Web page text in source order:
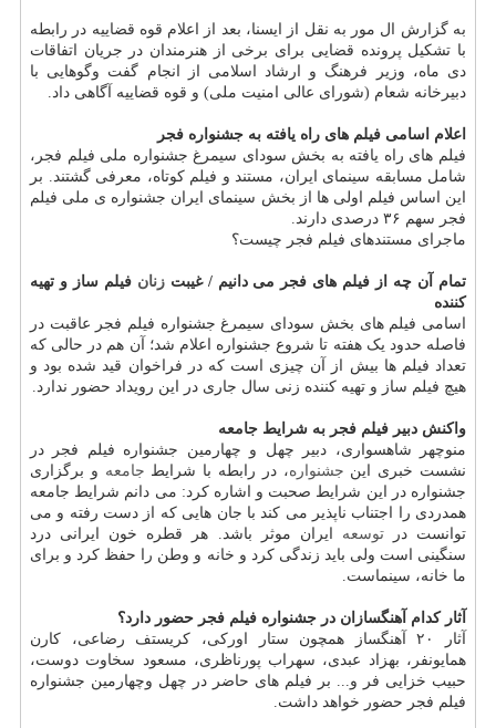
به گزارش ال مور به نقل از ایسنا، بعد از اعلام قوه قضاییه در رابطه
با تشکیل پرونده قضایی برای برخی از هنرمندان در جریان اتفاقات
دی ماه، وزیر فرهنگ و ارشاد اسلامی از انجام گفت وگوهایی با
دبیرخانه شعام (شورای عالی امنیت ملی) و قوه قضاییه آگاهی داد.
اعلام اسامی فیلم های راه یافته به جشنواره فجر
فیلم های راه یافته به بخش سودای سیمرغ جشنواره ملی فیلم فجر،
شامل مسابقه سینمای ایران، مستند و فیلم کوتاه، معرفی گشتند. بر
این اساس فیلم اولی ها از بخش سینمای ایران جشنواره ی ملی فیلم
فجر سهم ۳۶ درصدی دارند.
ماجرای مستندهای فیلم فجر چیست؟
تمام آن چه از فیلم های فجر می دانیم / غیبتزنان فیلم ساز و تهیه
کننده
اسامی فیلم های بخش سودای سیمرغ جشنواره فیلم فجر عاقبت در
فاصله حدود یک هفته تا شروع جشنواره اعلام شد؛ آن هم در حالی که
تعداد فیلم ها بیش از آن چیزی است که در فراخوان قید شده بود و
هیچ فیلم ساز و تهیه کننده زنی سال جاری در این رویداد حضور ندارد.
واکنش دبیر فیلم فجر به شرایط جامعه
منوچهر شاهسواری، دبیر چهل و چهارمین جشنواره فیلم فجر در
نشست خبری این جشنواره، در رابطه با شرایط جامعه و برگزاری
جشنواره در این شرایط صحبت و اشاره کرد: می دانم شرایط جامعه
همدردی را اجتناب ناپذیر می کند با جان هایی که از دست رفته و می
توانست درتوسعه ایران موثر باشد. هر قطره خون ایرانی درد
سنگینی است ولی باید زندگی کرد و خانه و وطن را حفظ کرد و برای
ما خانه، سینماست.
آثار کدام آهنگسازان در جشنواره فیلم فجر حضور دارد؟
آثار ۲۰ آهنگساز همچون ستار اورکی، کریستف رضاعی، کارن
همایونفر، بهزاد عبدی، سهراب پورناظری، مسعود سخاوت دوست،
حبیب خزایی فر و... بر فیلم های حاضر در چهل وچهارمین جشنواره
فیلم فجر حضور خواهد داشت.